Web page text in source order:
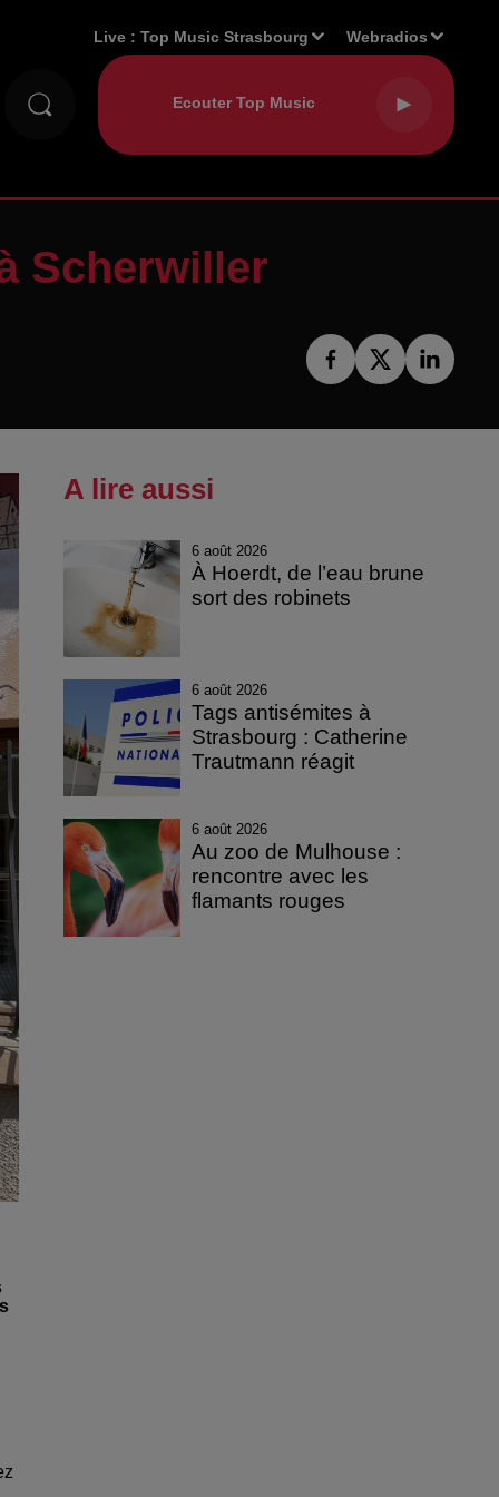
Live :Top Music Strasbourg Webradios
Scherwiller
A lire aussi
6 août 2026
À Hoerdt, de l’eau brune
sort des robinets
6 août 2026
Tags antisémites à
Strasbourg : Catherine
Trautmann réagit
6 août 2026
Au zoo de Mulhouse :
rencontre avec les
flamants rouges